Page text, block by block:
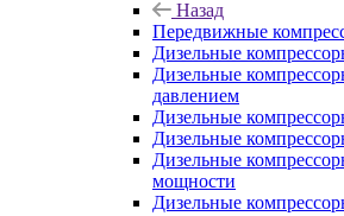
Назад
Передвижные
Дизельные
Дизельные
давлением
Дизельные
Дизельные
Дизельные
мощности
Дизельные